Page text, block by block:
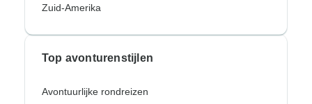
Zuid-Amerika
Top avonturenstijlen
Avontuurlijke rondreizen